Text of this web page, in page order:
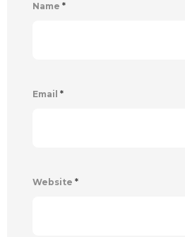
Name *
Email *
Website *